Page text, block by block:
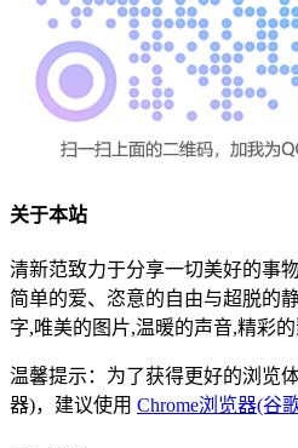
关于本站
清新范致力于分享一切美好的事
简单的爱、恣意的自由与超脱的
字,唯美的图片,温暖的声音,精彩
温馨提示：为了获得更好的浏览
器)，建议使用 Chrome浏览器(谷